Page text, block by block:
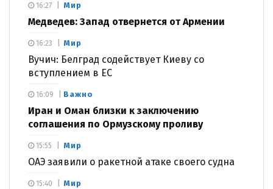
Мир
Медведев: Запад отвернется от Армении
16:27
Мир
Вучич: Белград содействует Киеву со
вступлением в ЕС
16:23
Важно
Иран и Оман близки к заключению
соглашения по Ормузскому проливу
16:09
Мир
ОАЭ заявили о ракетной атаке своего судна
15:55
Мир
15:40